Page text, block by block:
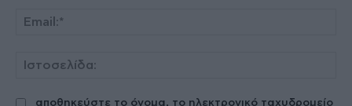
αποθηκεύστε το όνομα, το ηλεκτρονικό ταχυδρομείο